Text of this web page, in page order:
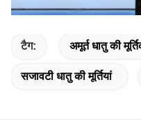
टैग: अमूर्त धातु की
सजावटी धातु की मूर्तियां